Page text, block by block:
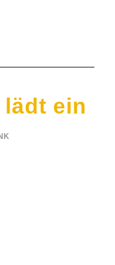
lädt ein